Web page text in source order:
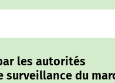
les autorités
surveillance du